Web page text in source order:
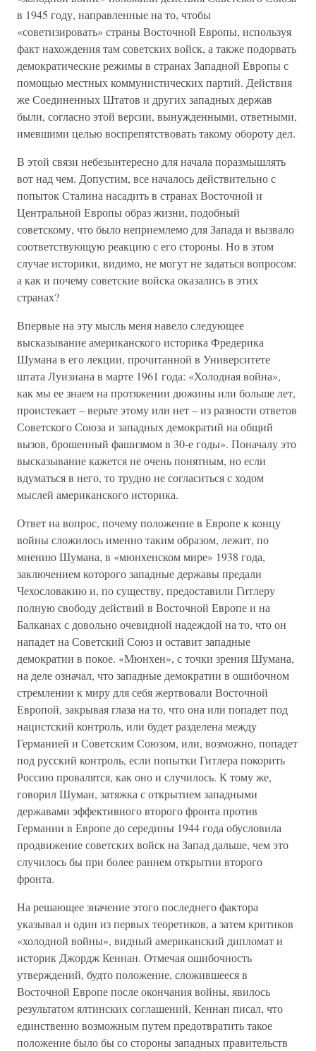
в 1945 году, направленные на то, чтобы
«советизировать» страны Восточной Европы, используя
факт нахождения там советских войск, а также подорвать
демократические режимы в странах Западной Европы с
помощью местных коммунистических партий. Действия
же Соединенных Штатов и других западных держав
были, согласно этой версии, вынужденными, ответными,
имевшими целью воспрепятствовать такому обороту дел.
В этой связи небезынтересно для начала поразмышлять
вот над чем. Допустим, все началось действительно с
попыток Сталина насадить в странах Восточной и
Центральной Европы образ жизни, подобный
советскому, что было неприемлемо для Запада и вызвало
соответствующую реакцию с его стороны. Но в этом
случае историки, видимо, не могут не задаться вопросом:
а как и почему советские войска оказались в этих
странах?
Впервые на эту мысль меня навело следующее
высказывание американского историка Фредерика
Шумана в его лекции, прочитанной в Университете
штата Луизиана в марте 1961 года: «Холодная война»,
как мы ее знаем на протяжении дюжины или больше лет,
проистекает – верьте этому или нет – из разности ответов
Советского Союза и западных демократий на общий
вызов, брошенный фашизмом в 30-е годы». Поначалу это
высказывание кажется не очень понятным, но если
вдуматься в него, то трудно не согласиться с ходом
мыслей американского историка.
Ответ на вопрос, почему положение в Европе к концу
войны сложилось именно таким образом, лежит, по
мнению Шумана, в «мюнхенском мире» 1938 года,
заключением которого западные державы предали
Чехословакию и, по существу, предоставили Гитлеру
полную свободу действий в Восточной Европе и на
Балканах с довольно очевидной надеждой на то, что он
нападет на Советский Союз и оставит западные
демократии в покое. «Мюнхен», с точки зрения Шумана,
на деле означал, что западные демократии в ошибочном
стремлении к миру для себя жертвовали Восточной
Европой, закрывая глаза на то, что она или попадет под
нацистский контроль, или будет разделена между
Германией и Советским Союзом, или, возможно, попадет
под русский контроль, если попытки Гитлера покорить
Россию провалятся, как оно и случилось. К тому же,
говорил Шуман, затяжка с открытием западными
державами эффективного второго фронта против
Германии в Европе до середины 1944 года обусловила
продвижение советских войск на Запад дальше, чем это
случилось бы при более раннем открытии второго
фронта.
На решающее значение этого последнего фактора
указывал и один из первых теоретиков, а затем критиков
«холодной войны», видный американский дипломат и
историк Джордж Кеннан. Отмечая ошибочность
утверждений, будто положение, сложившееся в
Восточной Европе после окончания войны, явилось
результатом ялтинских соглашений, Кеннан писал, что
единственно возможным путем предотвратить такое
положение было бы со стороны западных правительств